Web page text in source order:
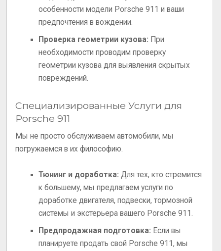
особенности модели Porsche 911 и ваши
предпочтения в вождении.
Проверка геометрии кузова: При
необходимости проводим проверку
геометрии кузова для выявления скрытых
повреждений.
Специализированные Услуги для
Porsche 911
Мы не просто обслуживаем автомобили, мы
погружаемся в их философию.
Тюнинг и доработка: Для тех, кто стремится
к большему, мы предлагаем услуги по
доработке двигателя, подвески, тормозной
системы и экстерьера вашего Porsche 911.
Предпродажная подготовка: Если вы
планируете продать свой Porsche 911, мы